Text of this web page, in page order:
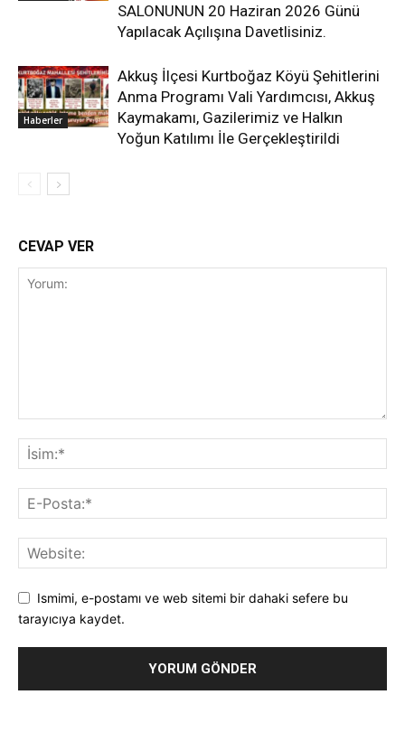
SALONUNUN 20 Haziran 2026 Günü
Yapılacak Açılışına Davetlisiniz.
Haberler
Akkuş İlçesi Kurtboğaz Köyü Şehitlerini
Anma Programı Vali Yardımcısı, Akkuş
Kaymakamı, Gazilerimiz ve Halkın
Yoğun Katılımı İle Gerçekleştirildi
CEVAP VER
Ismimi, e-postamı ve web sitemi bir dahaki sefere bu
tarayıcıya kaydet.